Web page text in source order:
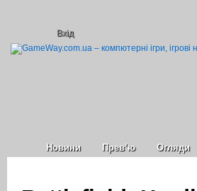
Вхід
Новини Прев’ю Огляди